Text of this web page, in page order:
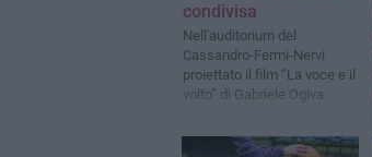
condivisa
Nell'auditorium del
Cassandro-Fermi-Nervi
proiettato il film “La voce e il
volto” di Gabriele Ogiva